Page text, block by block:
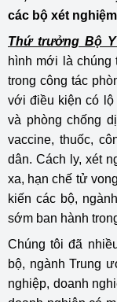
các bộ xét
Thứ trưởng Bộ
hình mới là chúng
trong công tác
với điều kiện có lộ
và phòng chống
vaccine, thuốc,
dân. Cách ly, xét
xa, hạn chế tử
kiến các bộ,
sớm ban hành
Chúng tôi đã
bộ, ngành Trung
nghiệp, doanh